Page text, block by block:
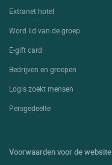
Extranet hotel
Word lid van de groep
E-gift card
Bedrijven en groepen
Logis zoekt mensen
Persgedeelte
Voorwaarden voor de website